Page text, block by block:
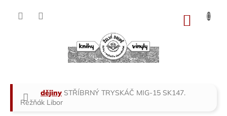
Domů
dějiny STŘÍBRNÝ TRYSKÁČ MIG-15 SK147.
Režňák Libor